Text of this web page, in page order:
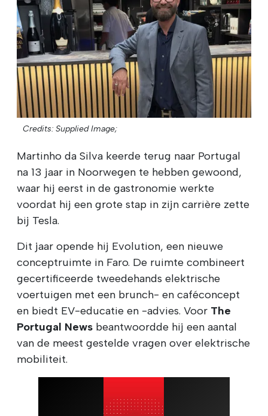
Credits: Supplied Image;
Martinho da Silva keerde terug naar Portugal
na 13 jaar in Noorwegen te hebben gewoond,
waar hij eerst in de gastronomie werkte
voordat hij een grote stap in zijn carrière zette
bij Tesla.
Dit jaar opende hij Evolution, een nieuwe
conceptruimte in Faro. De ruimte combineert
gecertificeerde tweedehands elektrische
voertuigen met een brunch- en caféconcept
en biedt EV-educatie en -advies. Voor The
Portugal News beantwoordde hij een aantal
van de meest gestelde vragen over elektrische
mobiliteit.